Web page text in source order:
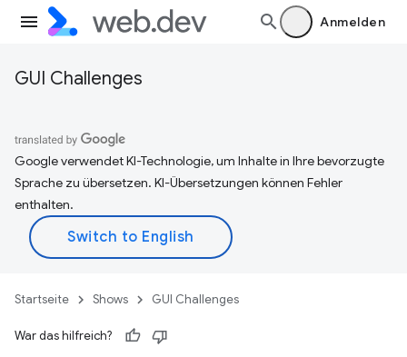
Anmelden
GUI Challenges
Google verwendet KI-Technologie, um Inhalte in Ihre bevorzugte
Sprache zu übersetzen. KI-Übersetzungen können Fehler
enthalten.
Startseite Shows GUI Challenges
War das hilfreich?